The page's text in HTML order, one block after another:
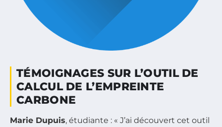
TÉMOIGNAGES SUR L’OUTIL DE
CALCUL DE L’EMPREINTE
CARBONE
Marie Dupuis, étudiante : « J’ai découvert cet outil